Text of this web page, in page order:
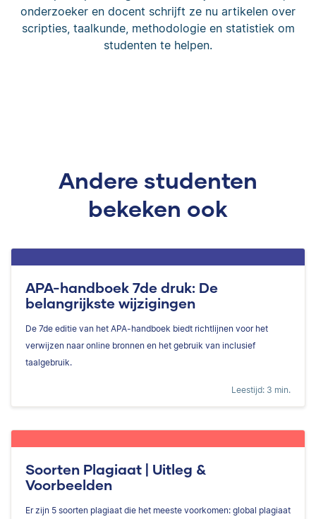
onderzoeker en docent schrijft ze nu artikelen over
scripties, taalkunde, methodologie en statistiek om
studenten te helpen.
Andere studenten
bekeken ook
APA-handboek 7de druk: De
belangrijkste wijzigingen
De 7de editie van het APA-handboek biedt richtlijnen voor het
verwijzen naar online bronnen en het gebruik van inclusief
taalgebruik.
Leestijd: 3 min.
Soorten Plagiaat | Uitleg &
Voorbeelden
Er zijn 5 soorten plagiaat die het meeste voorkomen: global plagiaat